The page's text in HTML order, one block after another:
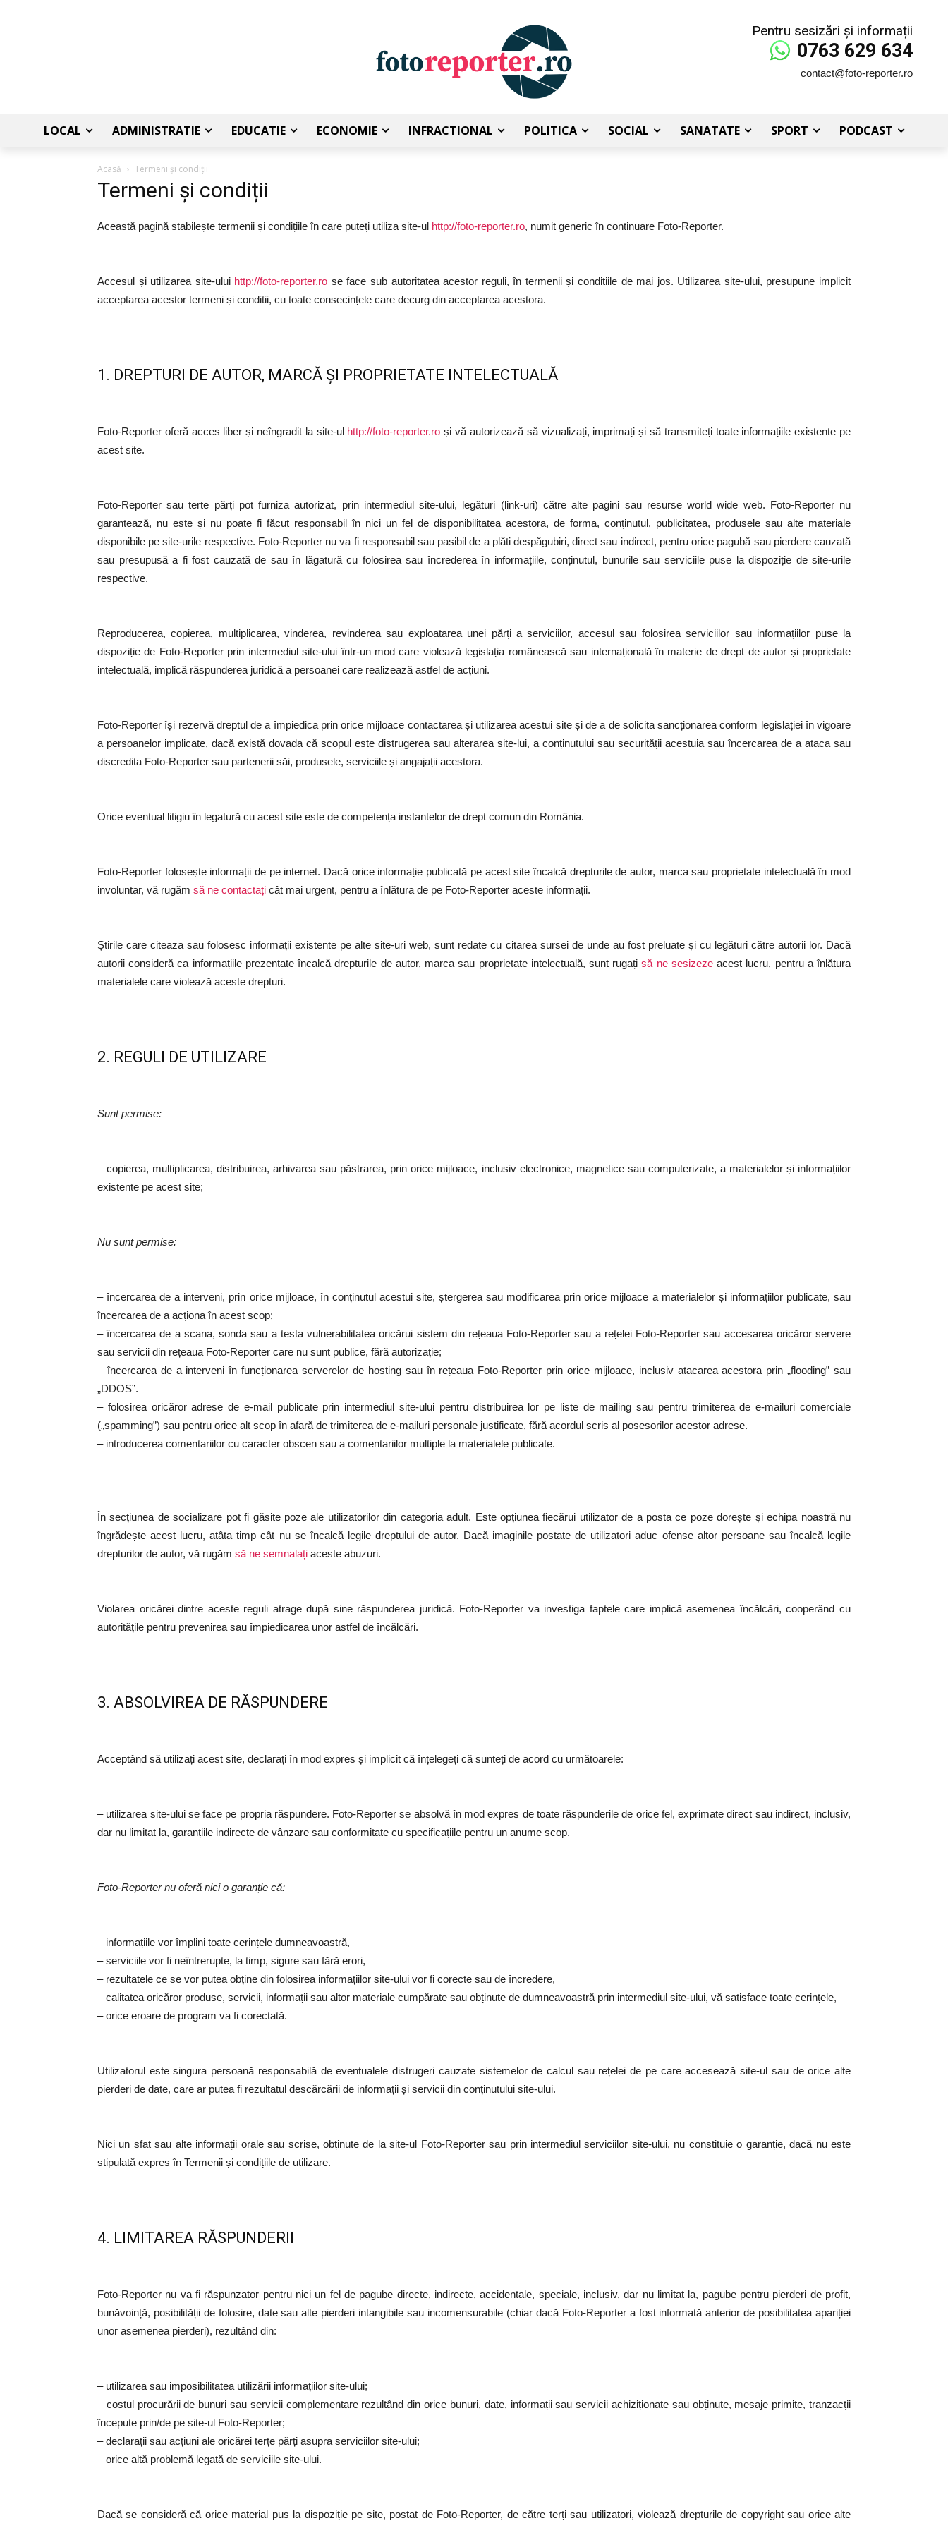
Pentru sesizări și informații
0763 629 634
contact@foto-reporter.ro
LOCAL ADMINISTRATIE EDUCATIE ECONOMIE INFRACTIONAL POLITICA SOCIAL SANATATE SPORT PODCAST
Acasă Termeni și condiții
Termeni și condiții
Această pagină stabilește termenii și condițiile în care puteți utiliza site-ul http://foto-reporter.ro, numit generic în continuare Foto-Reporter.
Accesul și utilizarea site-ului http://foto-reporter.ro se face sub autoritatea acestor reguli, în termenii și conditiile de mai jos. Utilizarea site-ului, presupune implicit
acceptarea acestor termeni și conditii, cu toate consecințele care decurg din acceptarea acestora.
1. DREPTURI DE AUTOR, MARCĂ ȘI PROPRIETATE INTELECTUALĂ
Foto-Reporter oferă acces liber și neîngradit la site-ul http://foto-reporter.ro și vă autorizează să vizualizați, imprimați și să transmiteți toate informațiile existente pe
acest site.
Foto-Reporter sau terte părți pot furniza autorizat, prin intermediul site-ului, legături (link-uri) către alte pagini sau resurse world wide web. Foto-Reporter nu
garantează, nu este și nu poate fi făcut responsabil în nici un fel de disponibilitatea acestora, de forma, conținutul, publicitatea, produsele sau alte materiale
disponibile pe site-urile respective. Foto-Reporter nu va fi responsabil sau pasibil de a plăti despăgubiri, direct sau indirect, pentru orice pagubă sau pierdere cauzată
sau presupusă a fi fost cauzată de sau în lăgatură cu folosirea sau încrederea în informațiile, conținutul, bunurile sau serviciile puse la dispoziție de site-urile
respective.
Reproducerea, copierea, multiplicarea, vinderea, revinderea sau exploatarea unei părți a serviciilor, accesul sau folosirea serviciilor sau informațiilor puse la
dispoziție de Foto-Reporter prin intermediul site-ului într-un mod care violează legislația românească sau internațională în materie de drept de autor și proprietate
intelectuală, implică răspunderea juridică a persoanei care realizează astfel de acțiuni.
Foto-Reporter își rezervă dreptul de a împiedica prin orice mijloace contactarea și utilizarea acestui site și de a de solicita sancționarea conform legislației în vigoare
a persoanelor implicate, dacă există dovada că scopul este distrugerea sau alterarea site-lui, a conținutului sau securității acestuia sau încercarea de a ataca sau
discredita Foto-Reporter sau partenerii săi, produsele, serviciile și angajații acestora.
Orice eventual litigiu în legatură cu acest site este de competența instantelor de drept comun din România.
Foto-Reporter folosește informații de pe internet. Dacă orice informație publicată pe acest site încalcă drepturile de autor, marca sau proprietate intelectuală în mod
involuntar, vă rugăm să ne contactați cât mai urgent, pentru a înlătura de pe Foto-Reporter aceste informații.
Știrile care citeaza sau folosesc informații existente pe alte site-uri web, sunt redate cu citarea sursei de unde au fost preluate și cu legături către autorii lor. Dacă
autorii consideră ca informațiile prezentate încalcă drepturile de autor, marca sau proprietate intelectuală, sunt rugațisă ne sesizezeacest lucru, pentru a înlătura
materialele care violează aceste drepturi.
2. REGULI DE UTILIZARE
Sunt permise:
– copierea, multiplicarea, distribuirea, arhivarea sau păstrarea, prin orice mijloace, inclusiv electronice, magnetice sau computerizate, a materialelor și informațiilor
existente pe acest site;
Nu sunt permise:
– încercarea de a interveni, prin orice mijloace, în conținutul acestui site, ștergerea sau modificarea prin orice mijloace a materialelor și informațiilor publicate, sau
încercarea de a acționa în acest scop;
– încercarea de a scana, sonda sau a testa vulnerabilitatea oricărui sistem din rețeaua Foto-Reporter sau a rețelei Foto-Reporter sau accesarea oricăror servere
sau servicii din rețeaua Foto-Reporter care nu sunt publice, fără autorizație;
– încercarea de a interveni în funcționarea serverelor de hosting sau în rețeaua Foto-Reporter prin orice mijloace, inclusiv atacarea acestora prin „flooding” sau
„DDOS”.
– folosirea oricăror adrese de e-mail publicate prin intermediul site-ului pentru distribuirea lor pe liste de mailing sau pentru trimiterea de e-mailuri comerciale
(„spamming”) sau pentru orice alt scop în afară de trimiterea de e-mailuri personale justificate, fără acordul scris al posesorilor acestor adrese.
– introducerea comentariilor cu caracter obscen sau a comentariilor multiple la materialele publicate.
În secțiunea de socializare pot fi găsite poze ale utilizatorilor din categoria adult. Este opțiunea fiecărui utilizator de a posta ce poze dorește și echipa noastră nu
îngrădește acest lucru, atâta timp cât nu se încalcă legile dreptului de autor. Dacă imaginile postate de utilizatori aduc ofense altor persoane sau încalcă legile
drepturilor de autor, vă rugăm să ne semnalați aceste abuzuri.
Violarea oricărei dintre aceste reguli atrage după sine răspunderea juridică. Foto-Reporter va investiga faptele care implică asemenea încălcări, cooperând cu
autoritățile pentru prevenirea sau împiedicarea unor astfel de încălcări.
3. ABSOLVIREA DE RĂSPUNDERE
Acceptând să utilizați acest site, declarați în mod expres și implicit că înțelegeți că sunteți de acord cu următoarele:
– utilizarea site-ului se face pe propria răspundere. Foto-Reporter se absolvă în mod expres de toate răspunderile de orice fel, exprimate direct sau indirect, inclusiv,
dar nu limitat la, garanțiile indirecte de vânzare sau conformitate cu specificațiile pentru un anume scop.
Foto-Reporter nu oferă nici o garanție că:
– informațiile vor împlini toate cerințele dumneavoastră,
– serviciile vor fi neîntrerupte, la timp, sigure sau fără erori,
– rezultatele ce se vor putea obține din folosirea informațiilor site-ului vor fi corecte sau de încredere,
– calitatea oricăror produse, servicii, informații sau altor materiale cumpărate sau obținute de dumneavoastră prin intermediul site-ului, vă satisface toate cerințele,
– orice eroare de program va fi corectată.
Utilizatorul este singura persoană responsabilă de eventualele distrugeri cauzate sistemelor de calcul sau rețelei de pe care accesează site-ul sau de orice alte
pierderi de date, care ar putea fi rezultatul descărcării de informații și servicii din conținutului site-ului.
Nici un sfat sau alte informații orale sau scrise, obținute de la site-ul Foto-Reporter sau prin intermediul serviciilor site-ului, nu constituie o garanție, dacă nu este
stipulată expres în Termenii și condițiile de utilizare.
4. LIMITAREA RĂSPUNDERII
Foto-Reporter nu va fi răspunzator pentru nici un fel de pagube directe, indirecte, accidentale, speciale, inclusiv, dar nu limitat la, pagube pentru pierderi de profit,
bunăvoință, posibilității de folosire, date sau alte pierderi intangibile sau incomensurabile (chiar dacă Foto-Reporter a fost informată anterior de posibilitatea apariției
unor asemenea pierderi), rezultând din:
– utilizarea sau imposibilitatea utilizării informațiilor site-ului;
– costul procurării de bunuri sau servicii complementare rezultând din orice bunuri, date, informații sau servicii achiziționate sau obținute, mesaje primite, tranzacții
începute prin/de pe site-ul Foto-Reporter;
– declarații sau acțiuni ale oricărei terțe părți asupra serviciilor site-ului;
– orice altă problemă legată de serviciile site-ului.
Dacă se consideră că orice material pus la dispoziție pe site, postat de Foto-Reporter, de către terți sau utilizatori, violează drepturile de copyright sau orice alte